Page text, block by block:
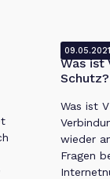
Was ist
Was ist
wieder
Fragen